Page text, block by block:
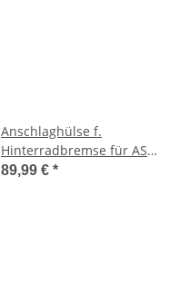
Anschlaghülse f.
Hinterradbremse für AS
Allmäher 28 2 T
89,99 € *